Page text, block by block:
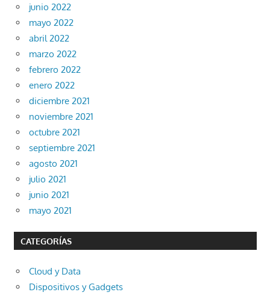
junio 2022
mayo 2022
abril 2022
marzo 2022
febrero 2022
enero 2022
diciembre 2021
noviembre 2021
octubre 2021
septiembre 2021
agosto 2021
julio 2021
junio 2021
mayo 2021
CATEGORÍAS
Cloud y Data
Dispositivos y Gadgets